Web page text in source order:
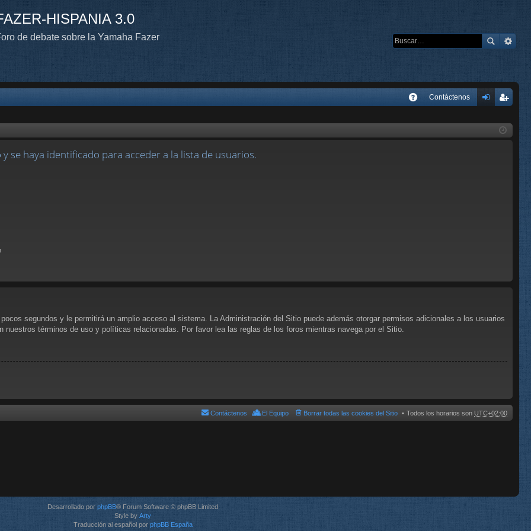
HISPANIA 3.0
de debate sobre la Yamaha Fazer
Contáctenos
ist
haya identificado para acceder a la lista de usuarios.
segundos y le permitirá un amplio acceso al sistema. La Administración del Sitio puede además otorgar permisos adicionales a los usuarios
términos de uso y políticas relacionadas. Por favor lea las reglas de los foros mientras navega por el Sitio.
Todos los horarios son UTC+02:00
Borrar todas las cookies del Sitio
El Equipo
Contáctenos
Desarrollado por phpBB® Forum Software © phpBB Limited
Style by Arty
Traducción al español por phpBB España